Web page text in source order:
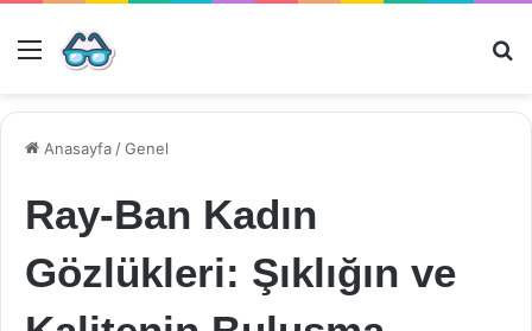
Menü
Anasayfa /Genel
Ray-Ban Kadın
Gözlükleri: Şıklığın ve